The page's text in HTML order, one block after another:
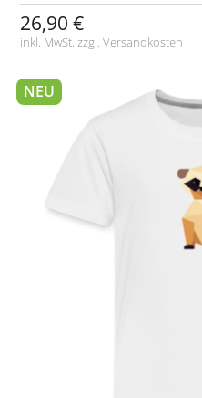
26,90 €
inkl. MwSt. zzgl.Versandkosten
NEU